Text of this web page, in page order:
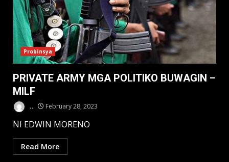
Probinsya
PRIVATE ARMY MGA POLITIKO BUWAGIN –
MILF
.. February 28, 2023
NI EDWIN MORENO
Read More